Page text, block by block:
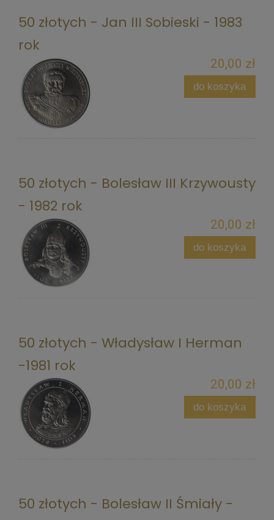
50 złotych - Jan III Sobieski - 1983
rok
20,00 zł
do koszyka
50 złotych - Bolesław III Krzywousty
- 1982 rok
20,00 zł
do koszyka
50 złotych - Władysław I Herman
-1981 rok
20,00 zł
do koszyka
50 złotych - Bolesław II Śmiały -